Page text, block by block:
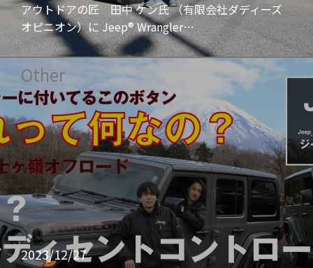
アウトドアの匠 田中 ケン氏 （有限会社ダディーズ
オピニオン）に Jeep® Wrangler…
Other
2023/12/27